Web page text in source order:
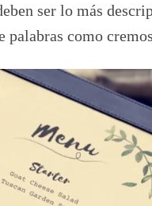
ser lo más
palabras como